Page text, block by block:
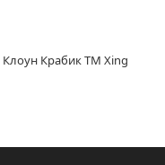
Клоун Крабик ТМ Xing